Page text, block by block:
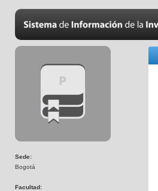
Sede:
Bogotá
Facultad: